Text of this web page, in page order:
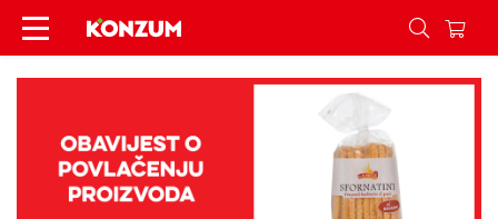
Opoziv i povlačenje proizvoda La Mole Grissini